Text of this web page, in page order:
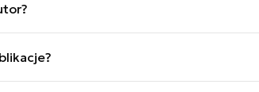
oraz gry „Orły i Rakiety”.